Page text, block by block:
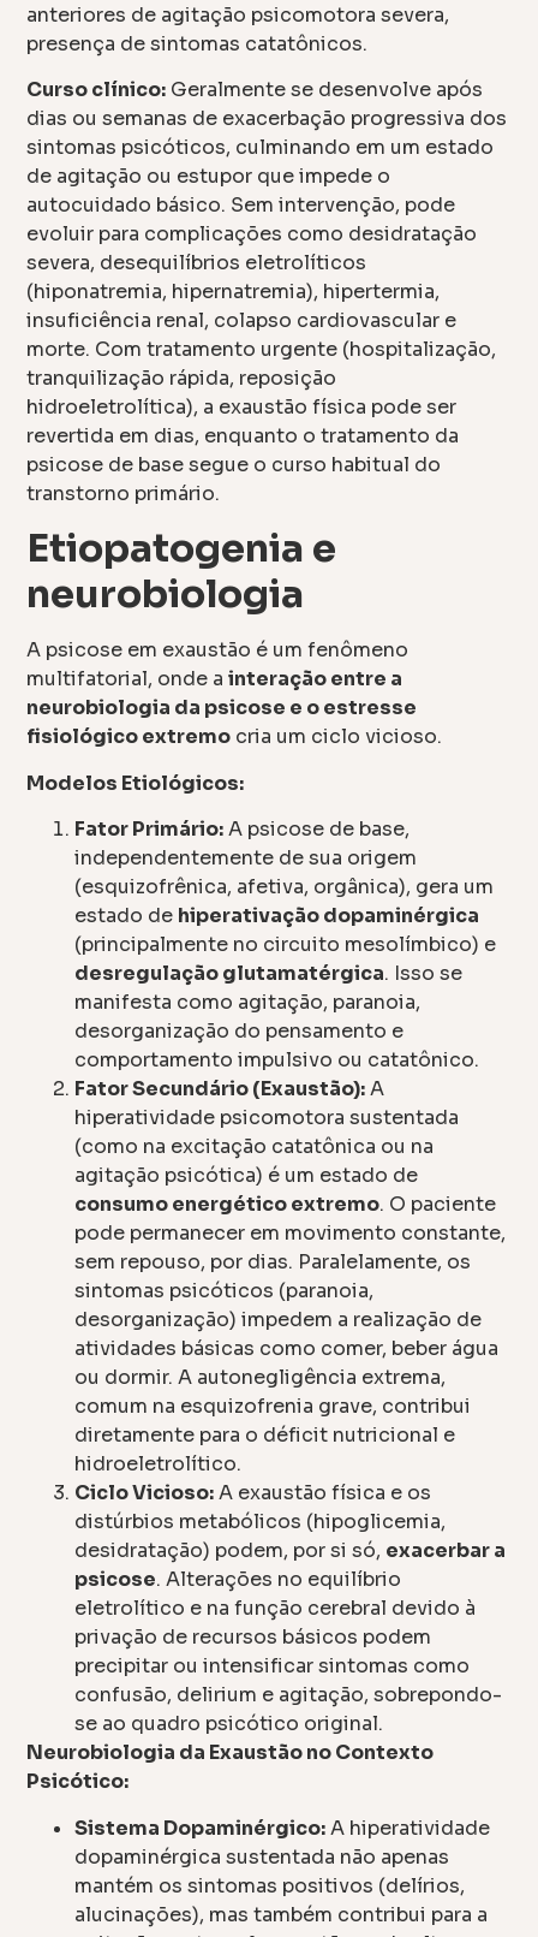
anteriores de agitação psicomotora severa,
presença de sintomas catatônicos.
Curso clínico: Geralmente se desenvolve após
dias ou semanas de exacerbação progressiva dos
sintomas psicóticos, culminando em um estado
de agitação ou estupor que impede o
autocuidado básico. Sem intervenção, pode
evoluir para complicações como desidratação
severa, desequilíbrios eletrolíticos
(hiponatremia, hipernatremia), hipertermia,
insuficiência renal, colapso cardiovascular e
morte. Com tratamento urgente (hospitalização,
tranquilização rápida, reposição
hidroeletrolítica), a exaustão física pode ser
revertida em dias, enquanto o tratamento da
psicose de base segue o curso habitual do
transtorno primário.
Etiopatogenia e
neurobiologia
A psicose em exaustão é um fenômeno
multifatorial, onde ainteração entre a
neurobiologia da psicose e o estresse
fisiológico extremo cria um ciclo vicioso.
Modelos Etiológicos:
Fator Primário:A psicose de base,
independentemente de sua origem
(esquizofrênica, afetiva, orgânica), gera um
estado de hiperativação dopaminérgica
(principalmente no circuito mesolímbico) e
desregulação glutamatérgica. Isso se
manifesta como agitação, paranoia,
desorganização do pensamento e
comportamento impulsivo ou catatônico.
Fator Secundário (Exaustão):A
hiperatividade psicomotora sustentada
(como na excitação catatônica ou na
agitação psicótica) é um estado de
consumo energético extremo. O paciente
pode permanecer em movimento constante,
sem repouso, por dias. Paralelamente, os
sintomas psicóticos (paranoia,
desorganização) impedem a realização de
atividades básicas como comer, beber água
ou dormir. A autonegligência extrema,
comum na esquizofrenia grave, contribui
diretamente para o déficit nutricional e
hidroeletrolítico.
Ciclo Vicioso:A exaustão física e os
distúrbios metabólicos (hipoglicemia,
desidratação) podem, por si só, exacerbar a
psicose. Alterações no equilíbrio
eletrolítico e na função cerebral devido à
privação de recursos básicos podem
precipitar ou intensificar sintomas como
confusão, delirium e agitação, sobrepondo-
se ao quadro psicótico original.
Neurobiologia da Exaustão no Contexto
Psicótico:
Sistema Dopaminérgico:A hiperatividade
dopaminérgica sustentada não apenas
mantém os sintomas positivos (delírios,
alucinações), mas também contribui para a